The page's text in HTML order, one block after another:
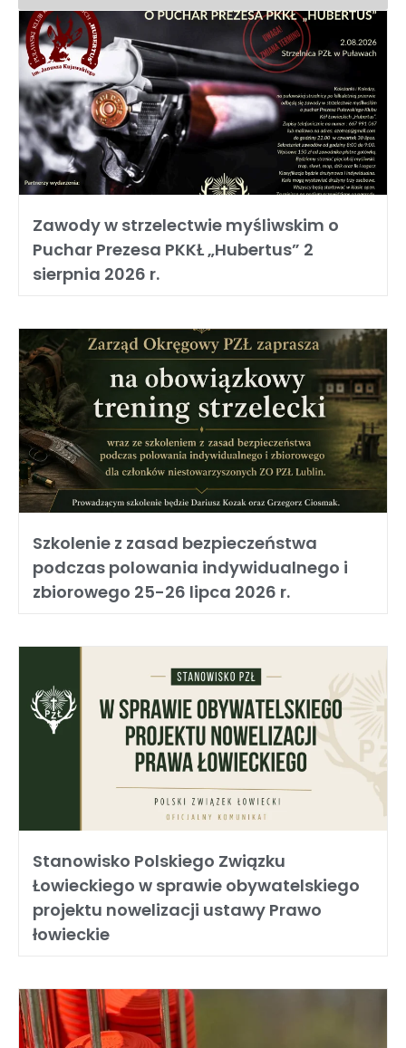
Zawody w strzelectwie myśliwskim o
Puchar Prezesa PKKŁ „Hubertus” 2
sierpnia 2026 r.
Szkolenie z zasad bezpieczeństwa
podczas polowania indywidualnego i
zbiorowego 25-26 lipca 2026 r.
Stanowisko Polskiego Związku
Łowieckiego w sprawie obywatelskiego
projektu nowelizacji ustawy Prawo
łowieckie